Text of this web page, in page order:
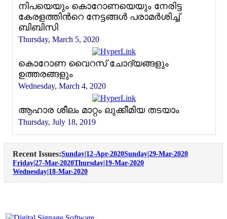
നിപയെയും കൊറോണയെയും നേരിട്ട
കേരളത്തിന്‍റെ നേട്ടങ്ങള്‍ പരാമര്‍ശിച്ച്
ബിബിസി
Thursday, March 5, 2020
കൊറോണ വൈറസ് ചോദ്യങ്ങളും
ഉത്തരങ്ങളും
Wednesday, March 4, 2020
ആഹാര ശീലം മാറ്റം ലുക്കീമിയ തടയാം
Thursday, July 18, 2019
Recent Issues:Sunday|12-Apr-2020Sunday|29-Mar-2020
Friday|27-Mar-2020Thursday|19-Mar-2020
Wednesday|18-Mar-2020